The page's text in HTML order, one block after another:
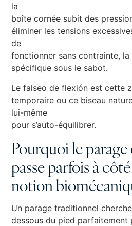
la
boîte cornée subit des
éliminer les tensions
de
fonctionner sans contrainte, la
spécifique sous le sabot.
Le falseo de flexión est cette
temporaire ou ce biseau
lui-même
pour s’auto-équilibrer.
Pourquoi le parage
passe parfois à
notion
Un parage traditionnel
dessous du pied parfaitement